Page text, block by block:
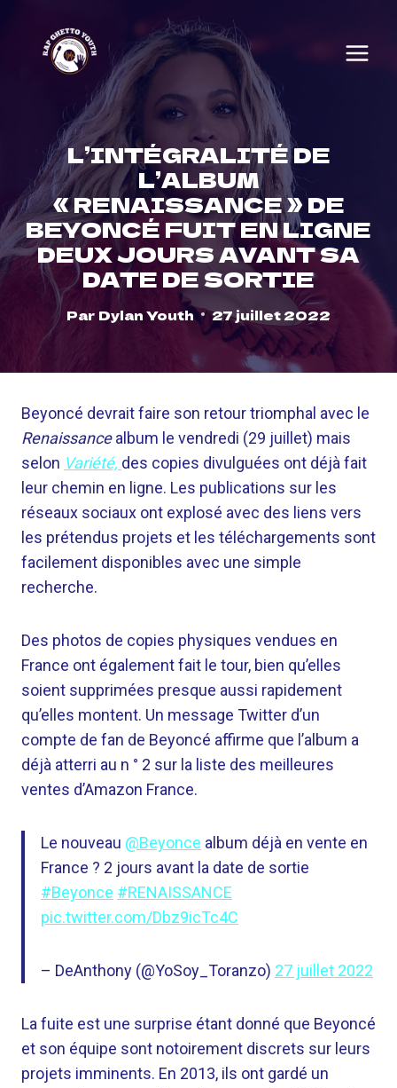
content
L’INTÉGRALITÉ DE
L’ALBUM
« RENAISSANCE » DE
BEYONCÉ FUIT EN LIGNE
DEUX JOURS AVANT SA
DATE DE SORTIE
Par Dylan Youth 27 juillet 2022
Beyoncé devrait faire son retour triomphal avec le
Renaissancealbum le vendredi (29 juillet) mais
selon Variété, des copies divulguées ont déjà fait
leur chemin en ligne. Les publications sur les
réseaux sociaux ont explosé avec des liens vers
les prétendus projets et les téléchargements sont
facilement disponibles avec une simple
recherche.
Des photos de copies physiques vendues en
France ont également fait le tour, bien qu’elles
soient supprimées presque aussi rapidement
qu’elles montent. Un message Twitter d’un
compte de fan de Beyoncé affirme que l’album a
déjà atterri au n ° 2 sur la liste des meilleures
ventes d’Amazon France.
Le nouveau @Beyonce album déjà en vente en
France ? 2 jours avant la date de sortie
#Beyonce #RENAISSANCE
pic.twitter.com/Dbz9icTc4C
– DeAnthony (@YoSoy_Toranzo) 27 juillet 2022
La fuite est une surprise étant donné que Beyoncé
et son équipe sont notoirement discrets sur leurs
projets imminents. En 2013, ils ont gardé un